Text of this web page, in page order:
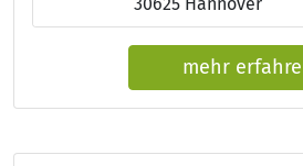
mehr